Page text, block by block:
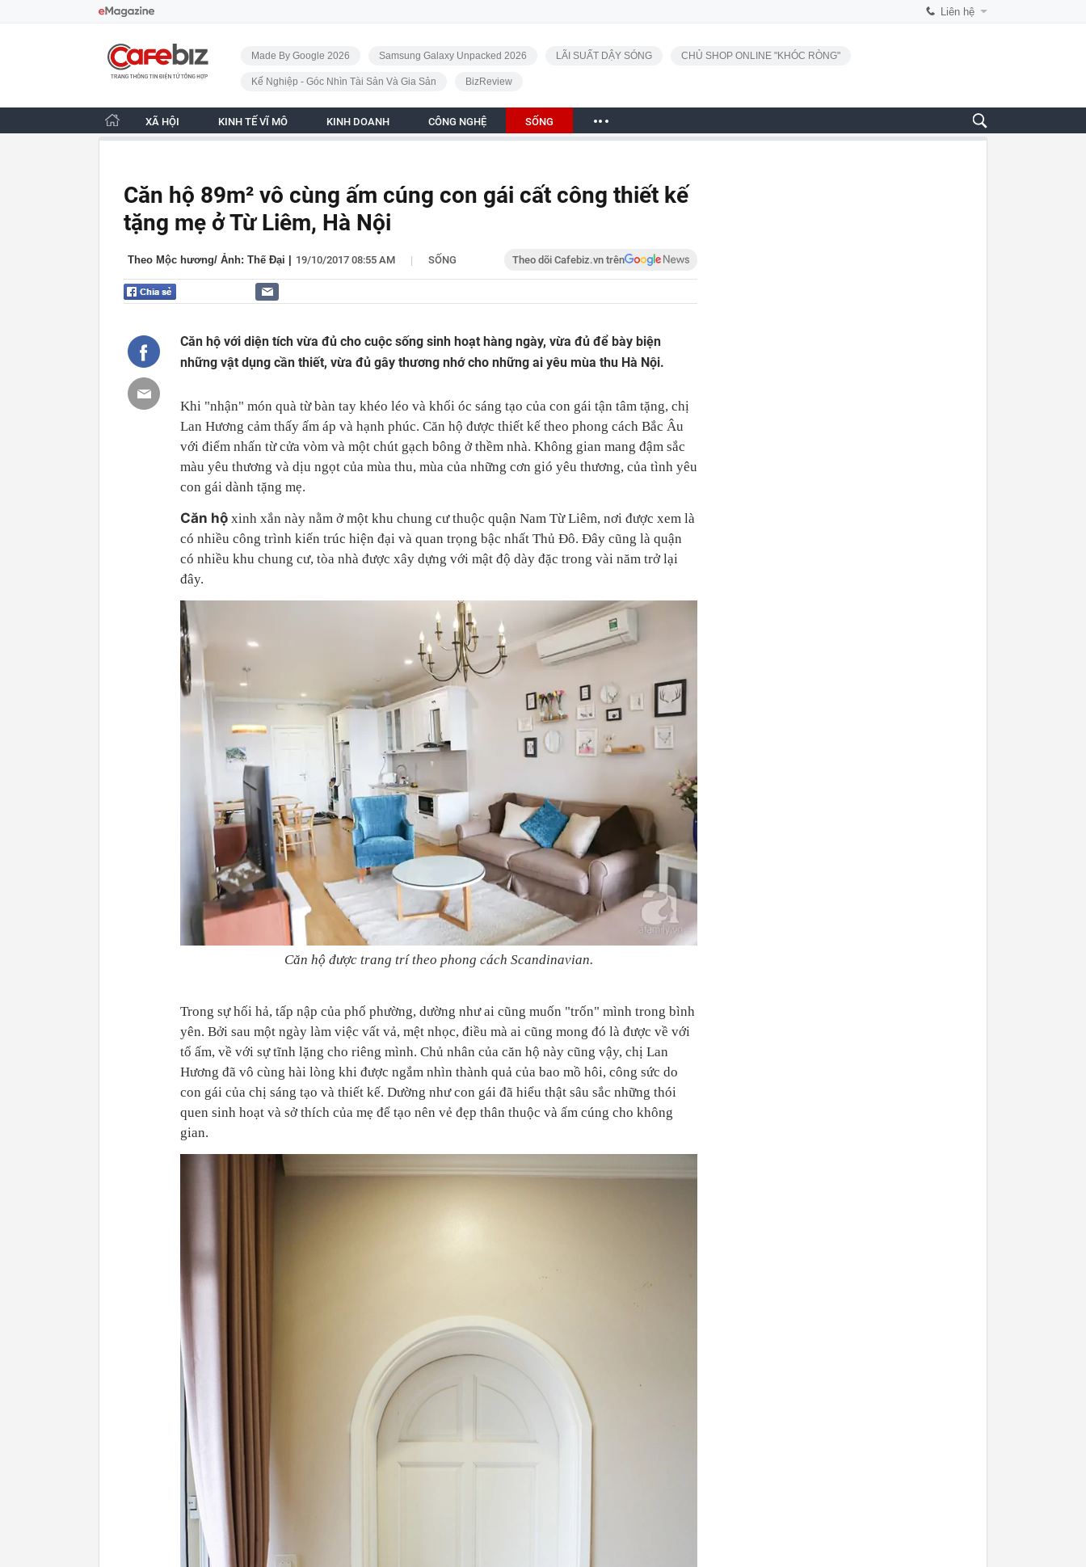
Liên hệ
CafeBiz - Trang chủ
Made By Google 2026 Samsung Galaxy Unpacked 2026 LÃI SUẤT DẬY SÓNG CHỦ SHOP ONLINE "KHÓC RÒNG"
Kế Nghiệp - Góc Nhìn Tài Sản Và Gia Sản BizReview
XÃ HỘI KINH TẾ VĨ MÔ KINH DOANH CÔNG NGHỆ SỐNG
Căn hộ 89m² vô cùng ấm cúng con gái cất công thiết kế
tặng mẹ ở Từ Liêm, Hà Nội
Theo Mộc hương/ Ảnh: Thế Đại 19/10/2017 08:55 AM | SỐNG Theo dõi Cafebiz.vn trên
Căn hộ với diện tích vừa đủ cho cuộc sống sinh hoạt hàng ngày, vừa đủ để bày biện
những vật dụng cần thiết, vừa đủ gây thương nhớ cho những ai yêu mùa thu Hà Nội.
Khi "nhận" món quà từ bàn tay khéo léo và khối óc sáng tạo của con gái tận tâm tặng, chị
Lan Hương cảm thấy ấm áp và hạnh phúc. Căn hộ được thiết kế theo phong cách Bắc Âu
với điểm nhấn từ cửa vòm và một chút gạch bông ở thềm nhà. Không gian mang đậm sắc
màu yêu thương và dịu ngọt của mùa thu, mùa của những cơn gió yêu thương, của tình yêu
con gái dành tặng mẹ.
Căn hộ xinh xắn này nằm ở một khu chung cư thuộc quận Nam Từ Liêm, nơi được xem là
có nhiều công trình kiến trúc hiện đại và quan trọng bậc nhất Thủ Đô. Đây cũng là quận
có nhiều khu chung cư, tòa nhà được xây dựng với mật độ dày đặc trong vài năm trở lại
đây.
Căn hộ được trang trí theo phong cách Scandinavian.
Trong sự hối hả, tấp nập của phố phường, dường như ai cũng muốn "trốn" mình trong bình
yên. Bởi sau một ngày làm việc vất vả, mệt nhọc, điều mà ai cũng mong đó là được về với
tổ ấm, về với sự tĩnh lặng cho riêng mình. Chủ nhân của căn hộ này cũng vậy, chị Lan
Hương đã vô cùng hài lòng khi được ngắm nhìn thành quả của bao mồ hôi, công sức do
con gái của chị sáng tạo và thiết kế. Dường như con gái đã hiểu thật sâu sắc những thói
quen sinh hoạt và sở thích của mẹ để tạo nên vẻ đẹp thân thuộc và ấm cúng cho không
gian.